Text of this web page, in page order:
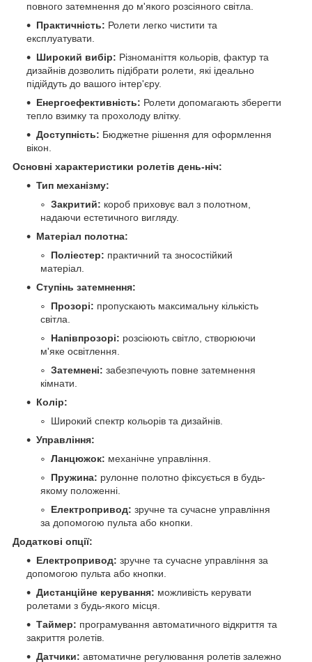
повного затемнення до м'якого розсіяного світла.
Практичність: Ролети легко чистити та
експлуатувати.
Широкий вибір: Різноманіття кольорів, фактур та
дизайнів дозволить підібрати ролети, які ідеально
підійдуть до вашого інтер'єру.
Енергоефективність: Ролети допомагають зберегти
тепло взимку та прохолоду влітку.
Доступність: Бюджетне рішення для оформлення
вікон.
Основні характеристики ролетів день-ніч:
Тип механізму:
Закритий: короб приховує вал з полотном,
надаючи естетичного вигляду.
Матеріал полотна:
Поліестер: практичний та зносостійкий
матеріал.
Ступінь затемнення:
Прозорі: пропускають максимальну кількість
світла.
Напівпрозорі: розсіюють світло, створюючи
м'яке освітлення.
Затемнені: забезпечують повне затемнення
кімнати.
Колір:
Широкий спектр кольорів та дизайнів.
Управління:
Ланцюжок: механічне управління.
Пружина: рулонне полотно фіксується в будь-
якому положенні.
Електропривод: зручне та сучасне управління
за допомогою пульта або кнопки.
Додаткові опції:
Електропривод: зручне та сучасне управління за
допомогою пульта або кнопки.
Дистанційне керування: можливість керувати
ролетами з будь-якого місця.
Таймер: програмування автоматичного відкриття та
закриття ролетів.
Датчики: автоматичне регулювання ролетів залежно